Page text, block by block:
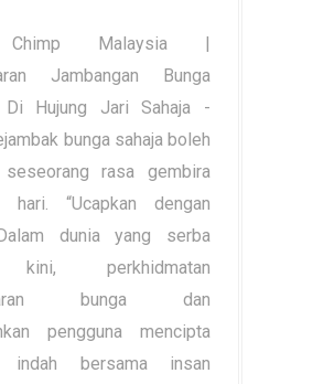
Chimp Malaysia |
Jambangan Bunga
Di Hujung Jari Sahaja -
bunga sahaja boleh
seseorang rasa gembira
hari. “Ucapkan dengan
dunia yang serba
kini, perkhidmatan
bunga dan
pengguna mencipta
indah bersama insan